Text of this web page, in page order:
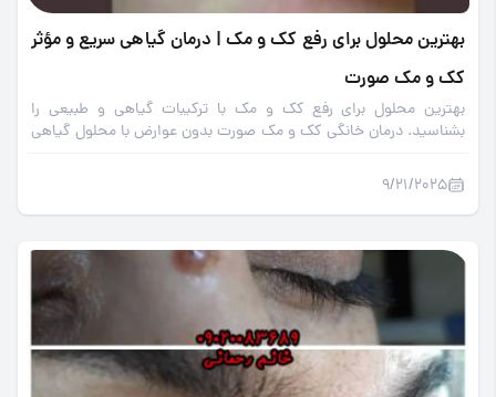
بهترین محلول برای رفع کک و مک | درمان گیاهی سریع و مؤثر
کک‌ و مک صورت
بهترین محلول برای رفع کک و مک با ترکیبات گیاهی و طبیعی را
بشناسید. درمان خانگی کک و مک صورت بدون عوارض با محلول گیاهی
9/21/2025